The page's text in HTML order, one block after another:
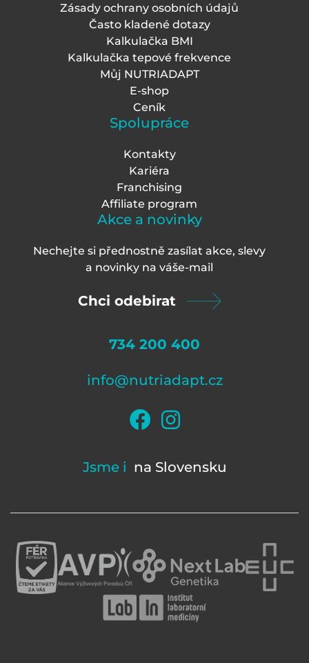
Zásady ochrany osobních údajů
Často kladené dotazy
Kalkulačka BMI
Kalkulačka tepové frekvence
Můj NUTRIADAPT
E-shop
Ceník
Spolupráce
Kontakty
Kariéra
Franchising
Affiliate program
Akce a novinky
Nechejte si přednostně zasílat akce, slevy
a novinky na váše-mail
Chci odebirat
734 200 400
info@nutriadapt.cz
Jsme i na Slovensku